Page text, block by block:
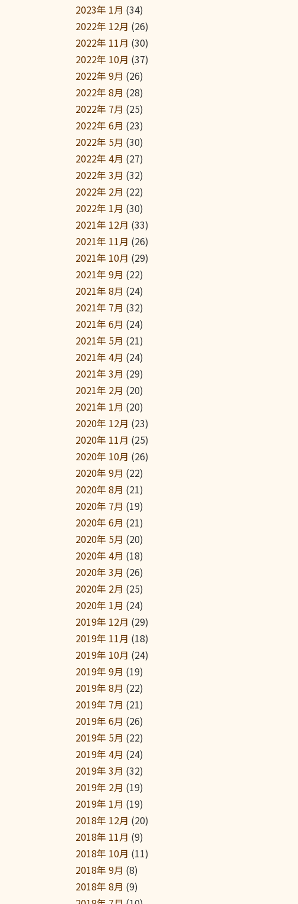
2023年 1月 (34)
2022年 12月 (26)
2022年 11月 (30)
2022年 10月 (37)
2022年 9月 (26)
2022年 8月 (28)
2022年 7月 (25)
2022年 6月 (23)
2022年 5月 (30)
2022年 4月 (27)
2022年 3月 (32)
2022年 2月 (22)
2022年 1月 (30)
2021年 12月 (33)
2021年 11月 (26)
2021年 10月 (29)
2021年 9月 (22)
2021年 8月 (24)
2021年 7月 (32)
2021年 6月 (24)
2021年 5月 (21)
2021年 4月 (24)
2021年 3月 (29)
2021年 2月 (20)
2021年 1月 (20)
2020年 12月 (23)
2020年 11月 (25)
2020年 10月 (26)
2020年 9月 (22)
2020年 8月 (21)
2020年 7月 (19)
2020年 6月 (21)
2020年 5月 (20)
2020年 4月 (18)
2020年 3月 (26)
2020年 2月 (25)
2020年 1月 (24)
2019年 12月 (29)
2019年 11月 (18)
2019年 10月 (24)
2019年 9月 (19)
2019年 8月 (22)
2019年 7月 (21)
2019年 6月 (26)
2019年 5月 (22)
2019年 4月 (24)
2019年 3月 (32)
2019年 2月 (19)
2019年 1月 (19)
2018年 12月 (20)
2018年 11月 (9)
2018年 10月 (11)
2018年 9月 (8)
2018年 8月 (9)